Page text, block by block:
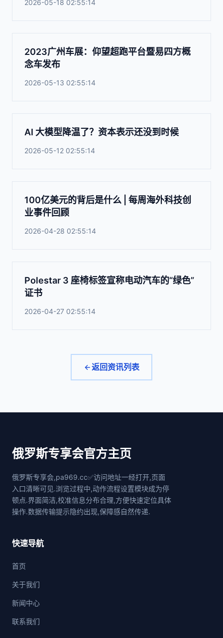
2026-05-18 02:55:14
2023广州车展：仰望超跑平台暨易四方概
念车发布
2026-05-13 02:55:14
AI 大模型降温了？资本表示还没到时候
2026-05-12 02:55:14
100亿美元的背后是什么 | 每周海外科技创
业事件回顾
2026-04-28 02:55:14
Polestar 3 座椅标签宣称电动汽车的“绿色”
证书
2026-04-27 02:55:14
返回资讯列表
俄罗斯专享会官方主页
俄罗斯专享会,pa969.cc✅访问地址一经打开,页面
入口清晰可见.浏览过程中,动作流程设置模块成为停
顿点.界面简洁,校准信息分布合理,方便快速定位具体
操作.数据传输提示隐约出现,保障感自然传递.
快速导航
首页
关于我们
新闻中心
联系我们